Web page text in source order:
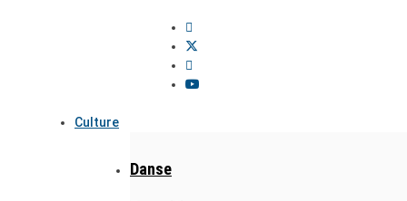
Culture
Danse